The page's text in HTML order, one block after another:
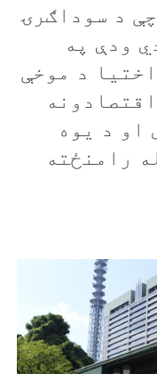
د سوداګرۍ
ودې په
د موخې
او د يوه
رامنځته